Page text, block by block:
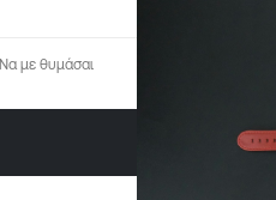
Να με θυμάσαι